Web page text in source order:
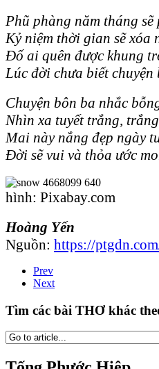
Phũ phàng năm tháng sẽ
Kỷ niệm thời gian sẽ xóa
Đố ai quên được khung
Lúc đời chưa biết chuyện
Chuyện bôn ba nhắc
Nhìn xa tuyết trắng,
Mai này nắng đẹp ngày
Đời sẽ vui và thỏa ước
hình: Pixabay.com
Hoàng Yến
Nguồn: https://
Prev
Next
Tìm các bài THƠ khác